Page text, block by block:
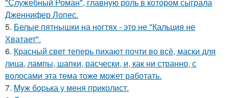
Дженнифер Лопес.
5. Белые пятнышки на ногтях - это не "Кальция не
Хватает".
6. Красный свет теперь пихают почти во всё, маски для
лица, лампы, шапки, расчески, и, как ни странно, с
волосами эта тема тоже может работать.
7. Myж бopька у мeня приколист.